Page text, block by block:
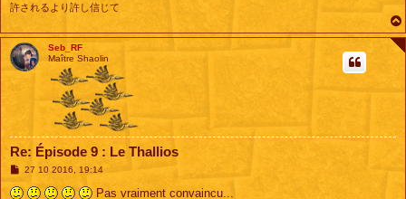
許されるより許し信じて
Seb_RF
Maître Shaolin
Re: Épisode 9 : Le Thallios
M
s
27 10 2016, 19:14
Pas vraiment convaincu...